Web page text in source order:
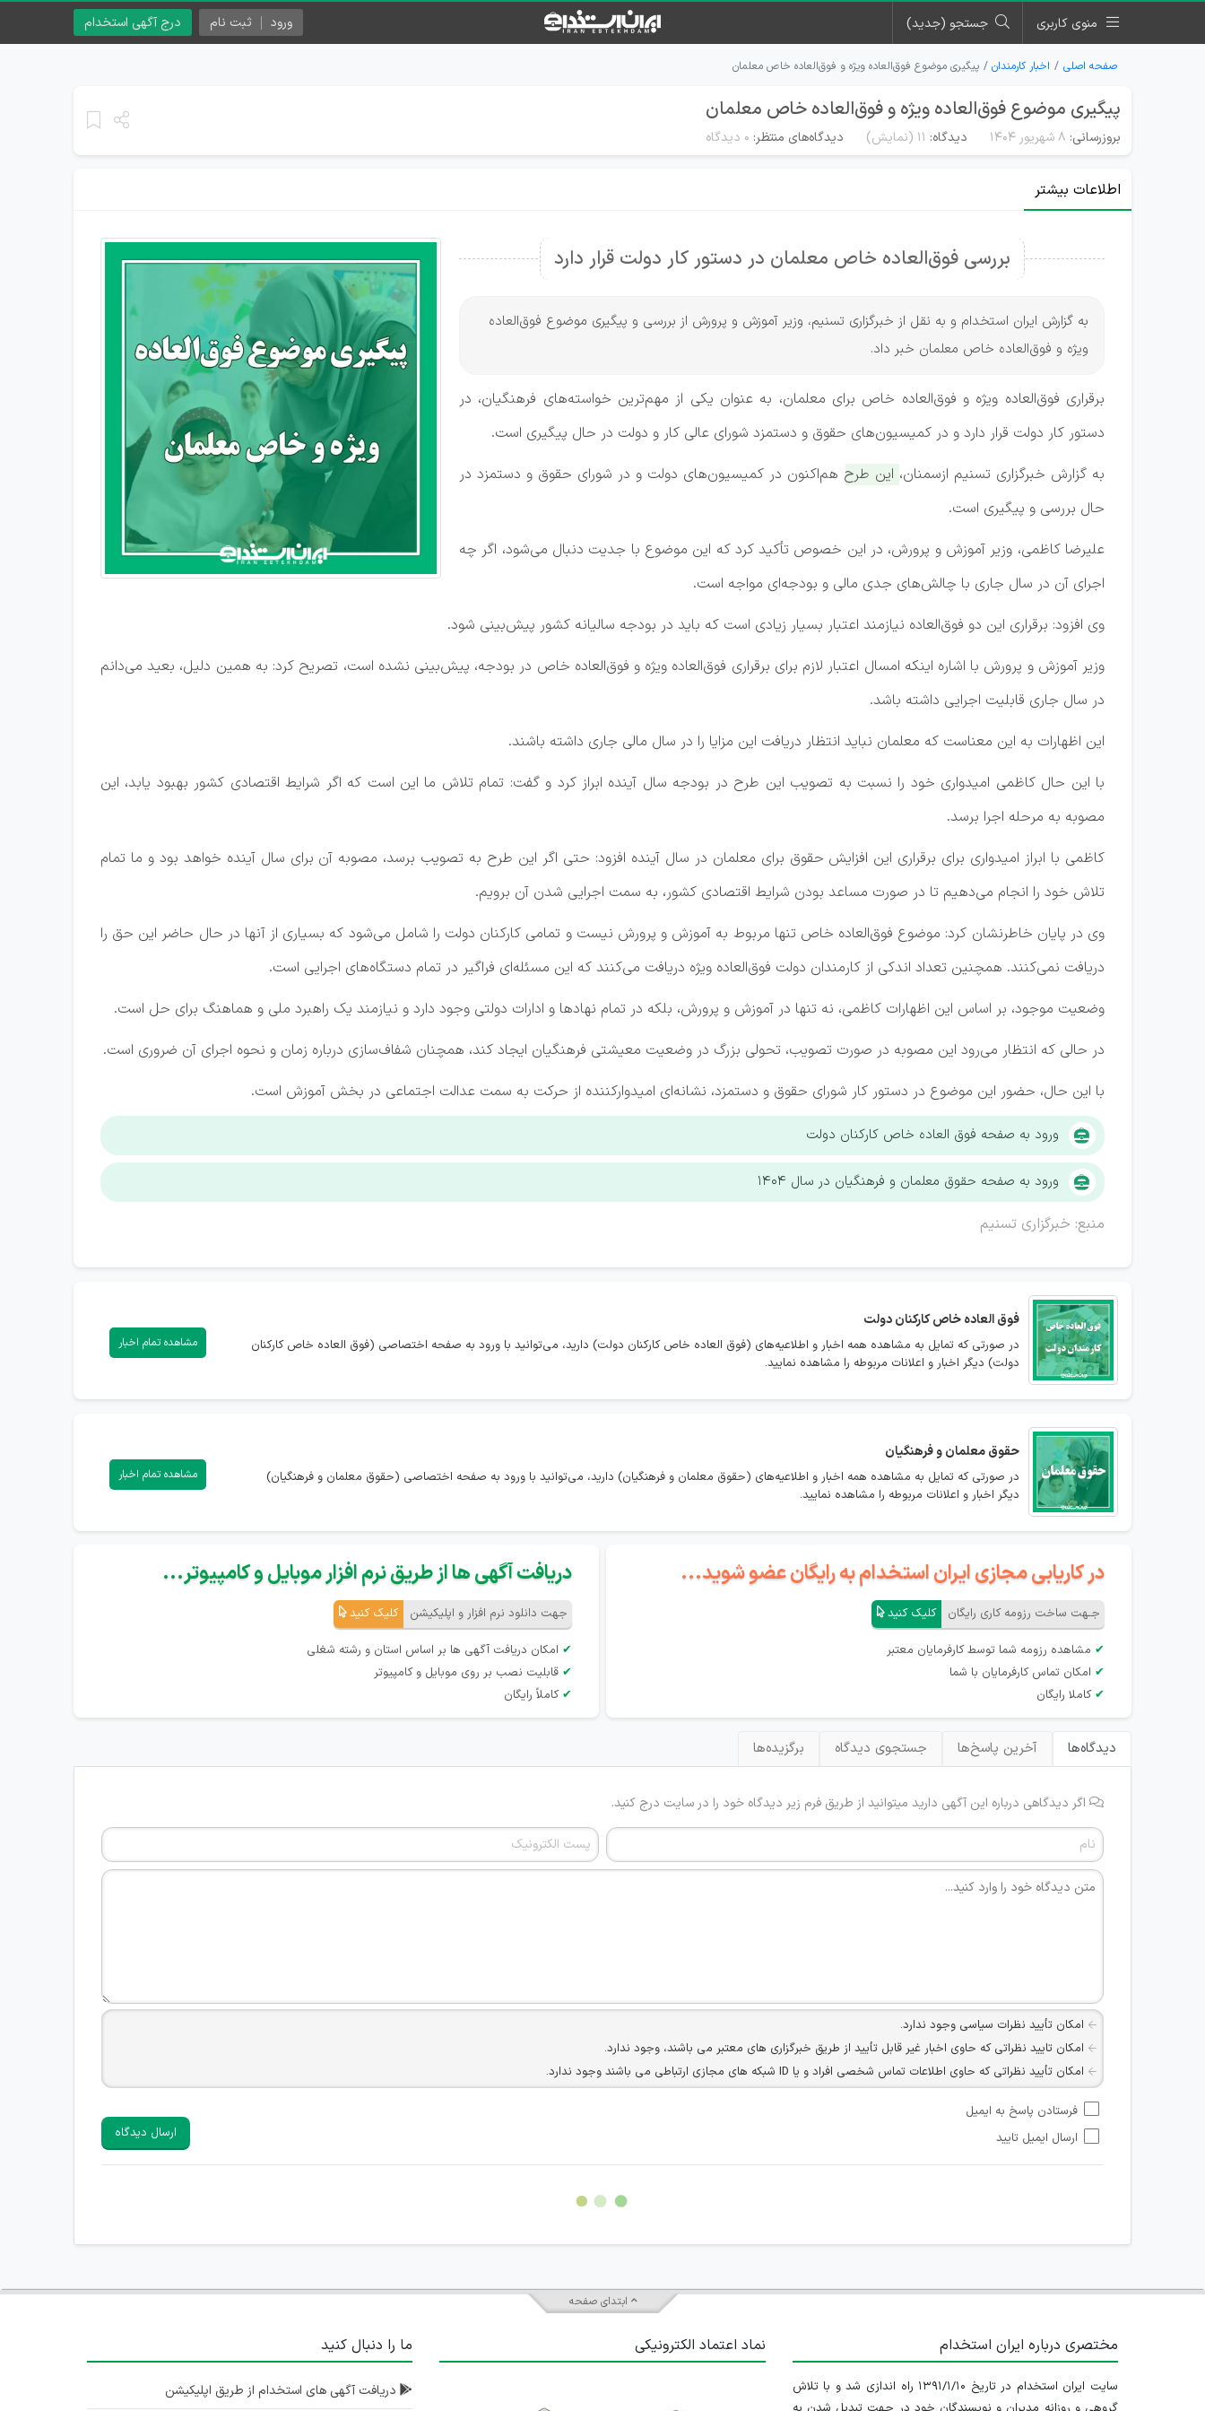
منوی کاربری جستجو (جدید) درج آگهی استخدام ورود ثبت نام
صفحه اصلی اخبار کارمندان پیگیری موضوع فوق‌العاده ویژه و فوق‌العاده خاص معلمان
پیگیری موضوع فوق‌العاده ویژه و فوق‌العاده خاص معلمان
بروزرسانی: ۸ شهریور ۱۴۰۴ دیدگاه: 11 (نمایش) دیدگاه‌های منتظر: ۰ دیدگاه
اطلاعات بیشتر
بررسی فوق‌العاده خاص معلمان در دستور کار دولت قرار دارد
به گزارش ایران استخدام و به نقل از خبرگزاری تسنیم، وزیر آموزش و پرورش از بررسی و پیگیری موضوع فوق‌العاده
ویژه و فوق‌العاده خاص معلمان خبر داد.
برقراری فوق‌العاده ویژه و فوق‌العاده خاص برای معلمان، به عنوان یکی از مهم‌ترین خواسته‌های فرهنگیان، در
دستور کار دولت قرار دارد و در کمیسیون‌های حقوق و دستمزد شورای عالی کار و دولت در حال پیگیری است.
به گزارش خبرگزاری تسنیم ازسمنان، این طرح هم‌اکنون در کمیسیون‌های دولت و در شورای حقوق و دستمزد در
حال بررسی و پیگیری است.
علیرضا کاظمی، وزیر آموزش و پرورش، در این خصوص تأکید کرد که این موضوع با جدیت دنبال می‌شود، اگر چه
اجرای آن در سال جاری با چالش‌های جدی مالی و بودجه‌ای مواجه است.
وی افزود: برقراری این دو فوق‌العاده نیازمند اعتبار بسیار زیادی است که باید در بودجه سالیانه کشور پیش‌بینی شود.
وزیر آموزش و پرورش با اشاره اینکه امسال اعتبار لازم برای برقراری فوق‌العاده ویژه و فوق‌العاده خاص در بودجه، پیش‌بینی نشده است، تصریح کرد: به همین دلیل، بعید می‌دانم
در سال جاری قابلیت اجرایی داشته باشد.
این اظهارات به این معناست که معلمان نباید انتظار دریافت این مزایا را در سال مالی جاری داشته باشند.
با این حال کاظمی امیدواری خود را نسبت به تصویب این طرح در بودجه سال آینده ابراز کرد و گفت: تمام تلاش ما این است که اگر شرایط اقتصادی کشور بهبود یابد، این
مصوبه به مرحله اجرا برسد.
کاظمی با ابراز امیدواری برای برقراری این افزایش حقوق برای معلمان در سال آینده افزود: حتی اگر این طرح به تصویب برسد، مصوبه آن برای سال آینده خواهد بود و ما تمام
تلاش خود را انجام می‌دهیم تا در صورت مساعد بودن شرایط اقتصادی کشور، به سمت اجرایی شدن آن برویم.
وی در پایان خاطرنشان کرد: موضوع فوق‌العاده خاص تنها مربوط به آموزش و پرورش نیست و تمامی کارکنان دولت را شامل می‌شود که بسیاری از آنها در حال حاضر این حق را
دریافت نمی‌کنند. همچنین تعداد اندکی از کارمندان دولت فوق‌العاده ویژه دریافت می‌کنند که این مسئله‌ای فراگیر در تمام دستگاه‌های اجرایی است.
وضعیت موجود، بر اساس این اظهارات کاظمی، نه تنها در آموزش و پرورش، بلکه در تمام نهادها و ادارات دولتی وجود دارد و نیازمند یک راهبرد ملی و هماهنگ برای حل است.
در حالی که انتظار می‌رود این مصوبه در صورت تصویب، تحولی بزرگ در وضعیت معیشتی فرهنگیان ایجاد کند، همچنان شفاف‌سازی درباره زمان و نحوه اجرای آن ضروری است.
با این حال، حضور این موضوع در دستور کار شورای حقوق و دستمزد، نشانه‌ای امیدوارکننده از حرکت به سمت عدالت اجتماعی در بخش آموزش است.
ورود به صفحه فوق العاده خاص کارکنان دولت
ورود به صفحه حقوق معلمان و فرهنگیان در سال ۱۴۰۴
منبع: خبرگزاری تسنیم
فوق العاده خاص کارکنان دولت
در صورتی که تمایل به مشاهده همه اخبار و اطلاعیه‌های (فوق العاده خاص کارکنان دولت) دارید، می‌توانید با ورود به صفحه اختصاصی (فوق العاده خاص کارکنان
دولت) دیگر اخبار و اعلانات مربوطه را مشاهده نمایید.
مشاهده تمام اخبار
حقوق معلمان و فرهنگیان
در صورتی که تمایل به مشاهده همه اخبار و اطلاعیه‌های (حقوق معلمان و فرهنگیان) دارید، می‌توانید با ورود به صفحه اختصاصی (حقوق معلمان و فرهنگیان)
دیگر اخبار و اعلانات مربوطه را مشاهده نمایید.
مشاهده تمام اخبار
در کاریابی مجازی ایران استخدام به رایگان عضو شوید...
جـهت ساخت رزومه کاری رایگان کلیک کنید
✔ مشاهده رزومه شما توسط کارفرمایان معتبر
✔ امکان تماس کارفرمایان با شما
✔ کاملا رایگان
دریافت آگهی ها از طریق نرم افزار موبایل و کامپیوتر...
جهت دانلود نرم افزار و اپلیکیشن کلیک کنید
✔ امکان دریافت آگهی ها بر اساس استان و رشته شغلی
✔ قابلیت نصب بر روی موبایل و کامپیوتر
✔ کاملاً رایگان
دیدگاه‌ها آخرین پاسخ‌ها جستجوی دیدگاه برگزیده‌ها
اگر دیدگاهی درباره این آگهی دارید میتوانید از طریق فرم زیر دیدگاه خود را در سایت درج کنید.
امکان تأیید نظرات سیاسی وجود ندارد.
امکان تایید نظراتی که حاوی اخبار غیر قابل تأیید از طریق خبرگزاری های معتبر می باشند، وجود ندارد.
امکان تأیید نظراتی که حاوی اطلاعات تماس شخصی افراد و یا ID شبکه های مجازی ارتباطی می باشند وجود ندارد.
هرگونه تحریک، تحقیر و کنایه به سایر افراد (مسئول و غیر مسئول) غیر مجاز می باشد.
امکان هماهنگی برای هرگونه ملاقات حضوری چه به صورت دسته جمعی و چه فردی توسط کاربران سایت وجود ندارد.
فرستادن پاسخ به ایمیل
ارسال ایمیل تایید
ارسال دیدگاه
ابتدای صفحه
مختصری درباره ایران استخدام
سایت ایران استخدام در تاریخ ۱۳۹۱/۱/۱۰ راه اندازی شد و با تلاش
نماد اعتماد الکترونیکی ما را دنبال کنید
دریافت آگهی های استخدام از طریق اپلیکیشن